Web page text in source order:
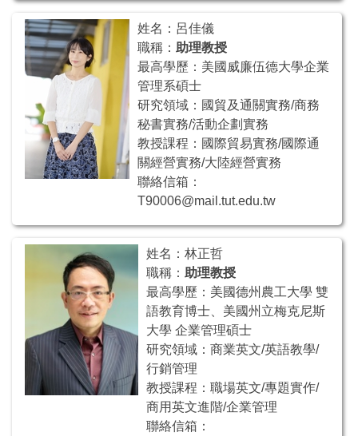
姓名：呂佳儀
職稱： 助理教授
最高學歷：美國威廉伍德大學企業
管理系碩士
研究領域：國貿及通關實務/商務
秘書實務/活動企劃實務
教授課程：國際貿易實務/國際通
關經營實務/大陸經營實務
聯絡信箱：
T90006@mail.tut.edu.tw
姓名：林正哲
職稱：助理教授
最高學歷：美國德州農工大學 雙
語教育博士、美國州立梅克尼斯
大學 企業管理碩士
研究領域：商業英文/英語教學/
行銷管理
教授課程：職場英文/專題實作/
商用英文進階/企業管理
聯絡信箱：